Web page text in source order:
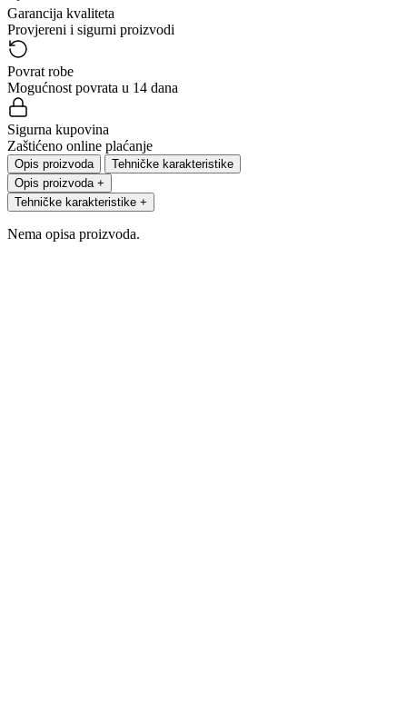
Garancija kvaliteta
Provjereni i sigurni proizvodi
Povrat robe
Mogućnost povrata u 14 dana
Sigurna kupovina
Zaštićeno online plaćanje
Opis proizvoda
Tehničke karakteristike
Opis proizvoda +
Tehničke karakteristike +
Nema opisa proizvoda.